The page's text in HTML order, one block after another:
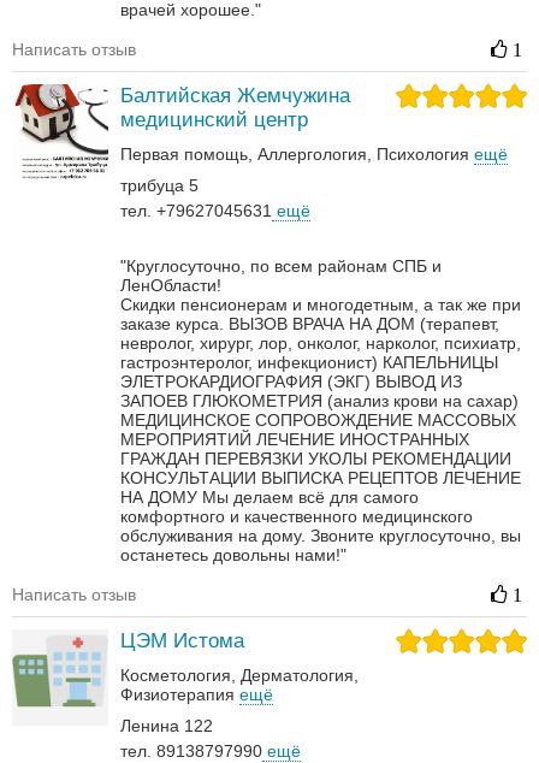
врачей хорошее."
Написать отзыв 1
Балтийская Жемчужина
медицинский центр
Первая помощь Аллергология Психология ещё
трибуца 5
тел. +79627045631 ещё
"Круглосуточно, по всем районам СПБ и
ЛенОбласти!
Скидки пенсионерам и многодетным, а так же при
заказе курса. ВЫЗОВ ВРАЧА НА ДОМ (терапевт,
невролог, хирург, лор, онколог, нарколог, психиатр,
гастроэнтеролог, инфекционист) КАПЕЛЬНИЦЫ
ЭЛЕТРОКАРДИОГРАФИЯ (ЭКГ) ВЫВОД ИЗ
ЗАПОЕВ ГЛЮКОМЕТРИЯ (анализ крови на сахар)
МЕДИЦИНСКОЕ СОПРОВОЖДЕНИЕ МАССОВЫХ
МЕРОПРИЯТИЙ ЛЕЧЕНИЕ ИНОСТРАННЫХ
ГРАЖДАН ПЕРЕВЯЗКИ УКОЛЫ РЕКОМЕНДАЦИИ
КОНСУЛЬТАЦИИ ВЫПИСКА РЕЦЕПТОВ ЛЕЧЕНИЕ
НА ДОМУ Мы делаем всё для самого
комфортного и качественного медицинского
обслуживания на дому. Звоните круглосуточно, вы
останетесь довольны нами!"
Написать отзыв 1
ЦЭМ Истома
Косметология Дерматология‎
Физиотерапия ещё
Ленина 122
тел. 89138797990 ещё